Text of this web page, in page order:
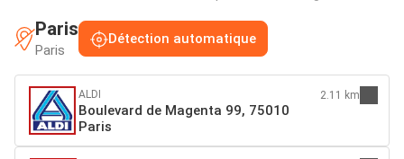
Paris
Paris
Détection automatique
ALDI
Boulevard de Magenta 99, 75010
Paris
2.11 km